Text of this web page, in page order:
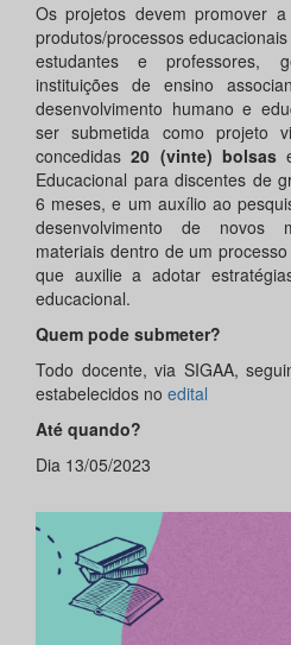
Os projetos devem promover
produtos/processos
estudantes e professores,
instituições de ensino
desenvolvimento humano e
ser submetida como projeto
concedidas20 (vinte) bolsas
Educacional para discentes de
6 meses, e um auxílio ao
desenvolvimento de novos
materiais dentro de um
que auxilie a adotar
educacional.
Quem pode submeter?
Todo docente, via SIGAA,
estabelecidos no edital
Até quando?
Dia 13/05/2023